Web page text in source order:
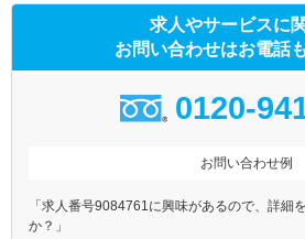
求人やサービスに
お問い合わせはお電話
0120-
お問い合わせ例
「求人番号9084761に興味があるので、詳細
か？」